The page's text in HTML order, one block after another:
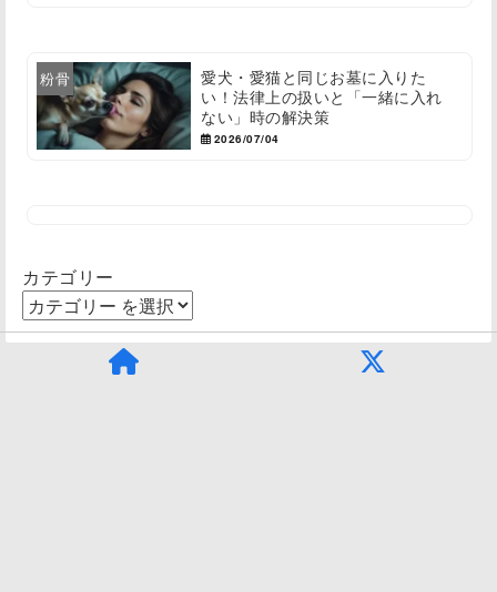
粉骨
愛犬・愛猫と同じお墓に入りた
い！法律上の扱いと「一緒に入れ
ない」時の解決策
2026/07/04
カテゴリー